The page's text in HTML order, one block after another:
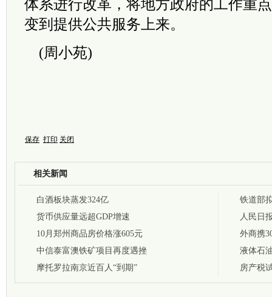
体系进行改革，将地方政府的工作重
变到提供公共服务上来。
(周小苑)
保存 打印 关闭
相关新闻
白酒板块蒸发324亿
货币供应量远超GDP增速
10月郑州商品房价格涨605元
中信泰富澳铁矿项目再度遇挫
摩托罗拉南京近百人“到期”
铁道部
人民日
外商携
液体石
房产税